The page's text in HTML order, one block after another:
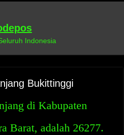
Indonesia
Bukittinggi
di Kabupaten
Barat, adalah 26277.